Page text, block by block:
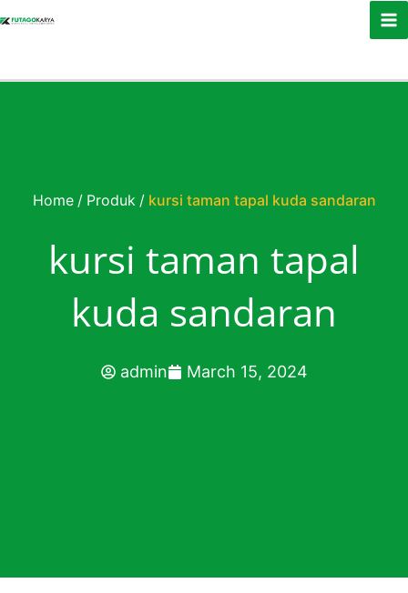
Home / Produk / kursi taman tapal kuda sandaran
kursi taman tapal
kuda sandaran
admin March 15, 2024